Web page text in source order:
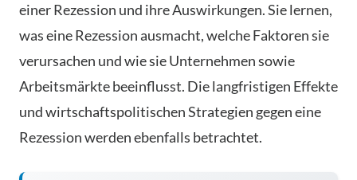
einer Rezession und ihre Auswirkungen. Sie lernen,
was eine Rezession ausmacht, welche Faktoren sie
verursachen und wie sie Unternehmen sowie
Arbeitsmärkte beeinflusst. Die langfristigen Effekte
und wirtschaftspolitischen Strategien gegen eine
Rezession werden ebenfalls betrachtet.